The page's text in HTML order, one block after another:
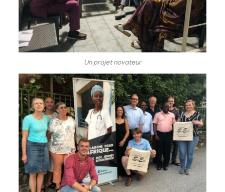
Un projet novateur